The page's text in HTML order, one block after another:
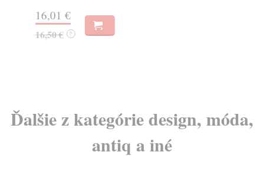
16,01 €
16,50 € ?
Ďalšie z kategórie design, móda,
antiq a iné